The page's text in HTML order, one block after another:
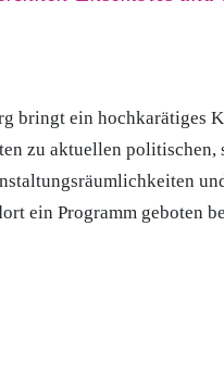
bringt ein hochkarätiges
zu aktuellen
ein Programm geboten